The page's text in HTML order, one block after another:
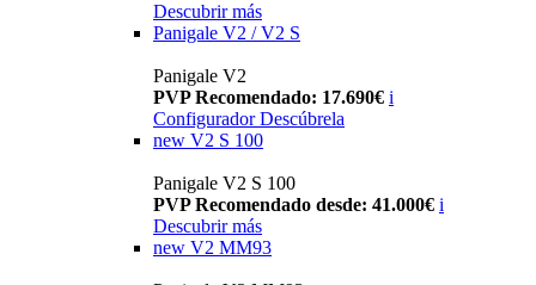
Descubrir más
Panigale V2 / V2 S
Panigale V2
PVP Recomendado: 17.690€ i
Configurador Descúbrela
new V2 S 100
Panigale V2 S 100
PVP Recomendado desde: 41.000€ i
Descubrir más
new V2 MM93